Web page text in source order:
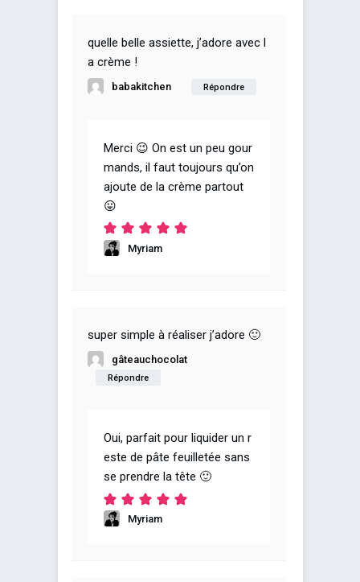
quelle belle assiette, j’adore avec l
a crème !
babakitchen Répondre
Merci 😉 On est un peu gour
mands, il faut toujours qu’on
ajoute de la crème partout
😛
Myriam
super simple à réaliser j’adore 🙂
gâteauchocolat
Répondre
Oui, parfait pour liquider un r
este de pâte feuilletée sans
se prendre la tête 🙂
Myriam